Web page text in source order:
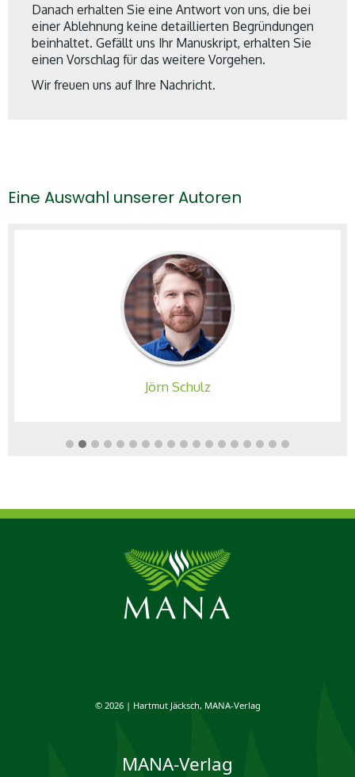
Danach erhalten Sie eine Antwort von uns, die bei
einer Ablehnung keine detaillierten Begründungen
beinhaltet. Gefällt uns Ihr Manuskript, erhalten Sie
einen Vorschlag für das weitere Vorgehen.
Wir freuen uns auf Ihre Nachricht.
Länderporträt
Abenteuer REISEN
in den Themenbereichen Reise und
Eine Auswahl unserer Autoren
Jörn Schulz
© 2026 | Hartmut Jäcksch, MANA-Verlag
MANA-Verlag